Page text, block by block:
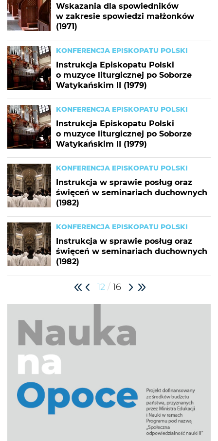
Wskazania dla spowiedników
w zakresie spowiedzi małżonków
(1971)
KONFERENCJA EPISKOPATU POLSKI
Instrukcja Episkopatu Polski
o muzyce liturgicznej po Soborze
Watykańskim II (1979)
KONFERENCJA EPISKOPATU POLSKI
Instrukcja Episkopatu Polski
o muzyce liturgicznej po Soborze
Watykańskim II (1979)
KONFERENCJA EPISKOPATU POLSKI
Instrukcja w sprawie posług oraz
święceń w seminariach duchownych
(1982)
KONFERENCJA EPISKOPATU POLSKI
Instrukcja w sprawie posług oraz
święceń w seminariach duchownych
(1982)
12 / 16